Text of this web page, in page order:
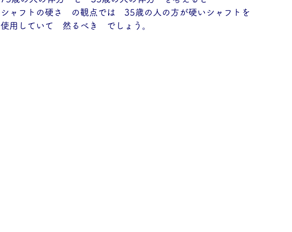
シャフトの硬さ　の観点では　35歳の人の方が硬いシャフトを
使用していて　然るべき　でしょう。